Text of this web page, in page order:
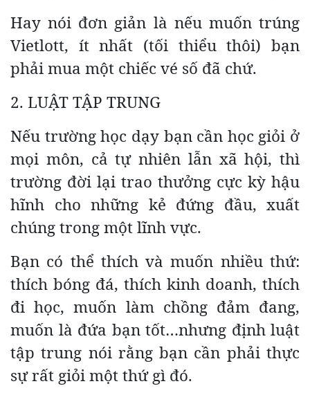
Hay nói đơn giản là nếu muốn trúng
Vietlott, ít nhất (tối thiểu thôi) bạn
phải mua một chiếc vé số đã chứ.
2. LUẬT TẬP TRUNG
Nếu trường học dạy bạn cần học giỏi ở
mọi môn, cả tự nhiên lẫn xã hội, thì
trường đời lại trao thưởng cực kỳ hậu
hĩnh cho những kẻ đứng đầu, xuất
chúng trong một lĩnh vực.
Bạn có thể thích và muốn nhiều thứ:
thích bóng đá, thích kinh doanh, thích
đi học, muốn làm chồng đảm đang,
muốn là đứa bạn tốt…nhưng định luật
tập trung nói rằng bạn cần phải thực
sự rất giỏi một thứ gì đó.